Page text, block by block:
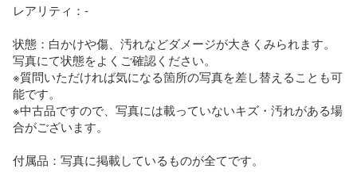
レアリティ：-
状態：白かけや傷、汚れなどダメージが大きくみられます。
写真にて状態をよくご確認ください。
※質問いただければ気になる箇所の写真を差し替えることも可
能です。
※中古品ですので、写真には載っていないキズ・汚れがある場
合がございます。
付属品：写真に掲載しているものが全てです。